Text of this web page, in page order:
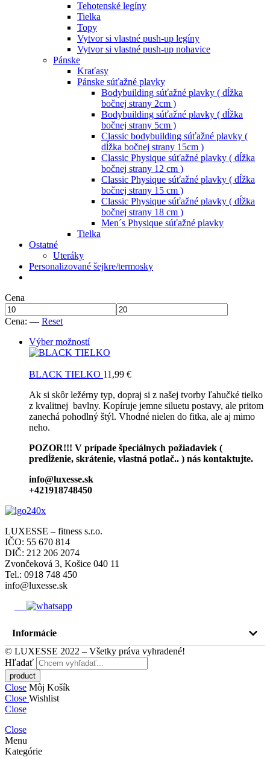
Tehotenské legíny
Tielka
Topy
Vytvor si vlastné push-up legíny
Vytvor si vlastné push-up nohavice
Pánske
Kraťasy
Pánske súťažné plavky
Bodybuilding súťažné plavky ( dĺžka
bočnej strany 2cm )
Bodybuilding súťažné plavky ( dĺžka
bočnej strany 5cm )
Classic bodybuilding súťažné plavky (
dĺžka bočnej strany 15cm )
Classic Physique súťažné plavky ( dĺžka
bočnej strany 12 cm )
Classic Physique súťažné plavky ( dĺžka
bočnej strany 15 cm )
Classic Physique súťažné plavky ( dĺžka
bočnej strany 18 cm )
Men´s Physique súťažné plavky
Tielka
Ostatné
Uteráky
Personalizované šejkre/termosky
Cena
Cena: — Reset
Výber možností
BLACK TIELKO 11,99 €
Ak si skôr ležérny typ, dopraj si z našej tvorby ľahučké tielko
z kvalitnej bavlny. Kopíruje jemne siluetu postavy, ale pritom
zanechá pohodlný štýl. Vhodné nielen do fitka, ale aj mimo
neho.
POZOR!!! V prípade špeciálnych požiadaviek (
predĺženie, skrátenie, vlastná potlač.. ) nás kontaktujte.
info@luxesse.sk
+421918748450
LUXESSE – fitness s.r.o.
IČO: 55 670 814
DIČ: 212 206 2074
Zvončeková 3, Košice 040 11
Tel.: 0918 748 450
info@luxesse.sk
Informácie
© LUXESSE 2022 – Všetky práva vyhradené!
Hľadať
Close Môj Košík
Close Wishlist
Close
Close
Menu
Kategórie